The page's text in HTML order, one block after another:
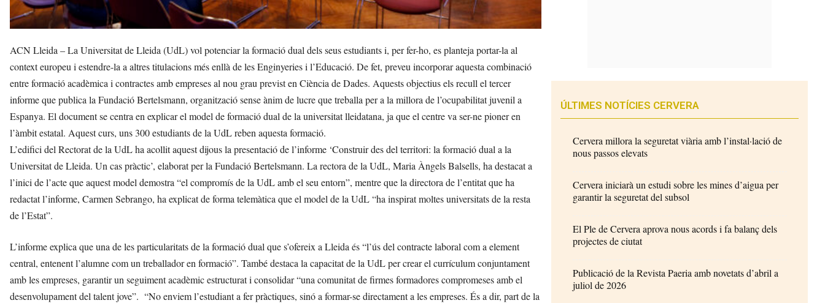
ACN Lleida – La Universitat de Lleida (UdL) vol potenciar la formació dual dels seus estudiants i, per fer-ho, es planteja portar-la al
context europeu i estendre-la a altres titulacions més enllà de les Enginyeries i l’Educació. De fet, preveu incorporar aquesta combinació
entre formació acadèmica i contractes amb empreses al nou grau previst en Ciència de Dades. Aquests objectius els recull el tercer
informe que publica la Fundació Bertelsmann, organització sense ànim de lucre que treballa per a la millora de l’ocupabilitat juvenil a
Espanya. El document se centra en explicar el model de formació dual de la universitat lleidatana, ja que el centre va ser-ne pioner en
l’àmbit estatal. Aquest curs, uns 300 estudiants de la UdL reben aquesta formació.
L’edifici del Rectorat de la UdL ha acollit aquest dijous la presentació de l’informe ‘Construir des del territori: la formació dual a la
Universitat de Lleida. Un cas pràctic’, elaborat per la Fundació Bertelsmann. La rectora de la UdL, Maria Àngels Balsells, ha destacat a
l’inici de l’acte que aquest model demostra “el compromís de la UdL amb el seu entorn”, mentre que la directora de l’entitat que ha
redactat l’informe, Carmen Sebrango, ha explicat de forma telemàtica que el model de la UdL “ha inspirat moltes universitats de la resta
de l’Estat”.
L’informe explica que una de les particularitats de la formació dual que s’ofereix a Lleida és “l’ús del contracte laboral com a element
central, entenent l’alumne com un treballador en formació”. També destaca la capacitat de la UdL per crear el currículum conjuntament
amb les empreses, garantir un seguiment acadèmic estructurat i consolidar “una comunitat de firmes formadores compromeses amb el
desenvolupament del talent jove”. “No enviem l’estudiant a fer pràctiques, sinó a formar-se directament a les empreses. És a dir, part de la
ÚLTIMES NOTÍCIES CERVERA
Cervera millora la seguretat viària amb l’instal·lació de
nous passos elevats
Cervera iniciarà un estudi sobre les mines d’aigua per
garantir la seguretat del subsol
El Ple de Cervera aprova nous acords i fa balanç dels
projectes de ciutat
Publicació de la Revista Paeria amb novetats d’abril a
juliol de 2026